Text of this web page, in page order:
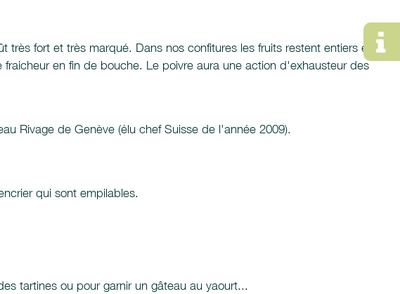
fort et très marqué. Dans nos confitures les fruits restent entiers et
en fin de bouche. Le poivre aura une action d'exhausteur des
Rivage de Genève (élu chef Suisse de l'année 2009).
qui sont empilables.
tartines ou pour garnir un gâteau au yaourt...